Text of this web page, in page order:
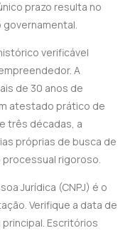
prazo resulta no
verificável
A
de 30 anos de
atestado prático de
três décadas, a
próprias de busca de
rigoroso.
Jurídica (CNPJ) é o
Verifique a data de
Escritórios